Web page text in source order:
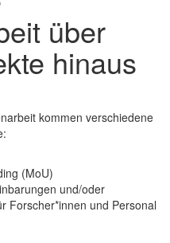
über
hinaus
kommen verschiedene
(MoU)
und/oder
Forscher*innen und Personal